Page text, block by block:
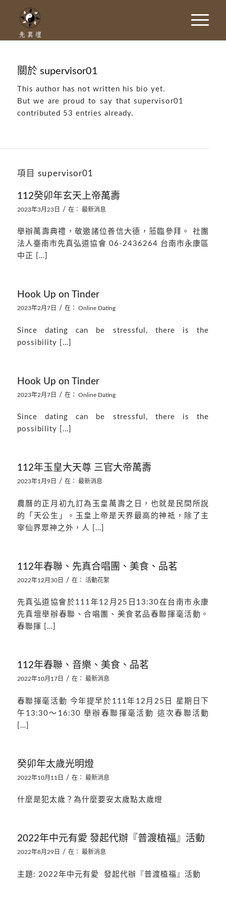
關於 supervisor01
This author has not written his bio yet.
But we are proud to say thatsupervisor01
contributed 53 entries already.
項目 supervisor01
112癸卯年玄天上帝萬壽
2023年3月23日 / 在： 最新消息
舉辦萬壽典禮，敬邀諸位善信大德，蒞臨參拜。 社團
法人臺南市先真弘道協會 06-2436264 台南市永康區
中正 […]
Hook Up on Tinder
2023年2月7日 / 在： Online Dating
Since dating can be stressful, there is the
possibility […]
Hook Up on Tinder
2023年2月7日 / 在： Online Dating
Since dating can be stressful, there is the
possibility […]
112年玉皇大天尊 三官大帝萬壽
2023年1月9日 / 在： 最新消息
農曆的正月初九訂為玉皇萬壽之日，也就是民間所說
的「天公生」。玉皇上帝是天界最高的神祗，除了主
宰仙界眾神之外，人 […]
112年春聯、先真合唱團、美食、品茗
2022年12月30日 / 在： 活動花絮
先真弘道協會於111年12月25日13:30在台南市永康
先真壇舉辦春聯、合唱團、美食茗品春聯揮毫活動。
春聯揮 […]
112年春聯、音樂、美食、品茗
2022年10月17日 / 在： 最新消息
春聯揮毫活動 今年提早於111年12月25日 星期日下
午13:30～16:30 舉辦春聯揮毫活動 這次春聯活動
[…]
癸卯年太歲光明燈
2022年10月11日 / 在： 最新消息
什麼是犯太歲？為什麼要安太歲點太歲燈
2022年中元有愛 發起代辦『普渡植福』活動
2022年8月29日 / 在： 最新消息
主題: 2022年中元有愛 發起代辦『普渡植福』活動